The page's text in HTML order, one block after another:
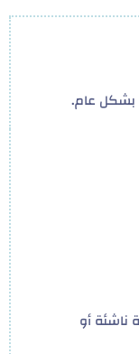
بشكل عام.
أو